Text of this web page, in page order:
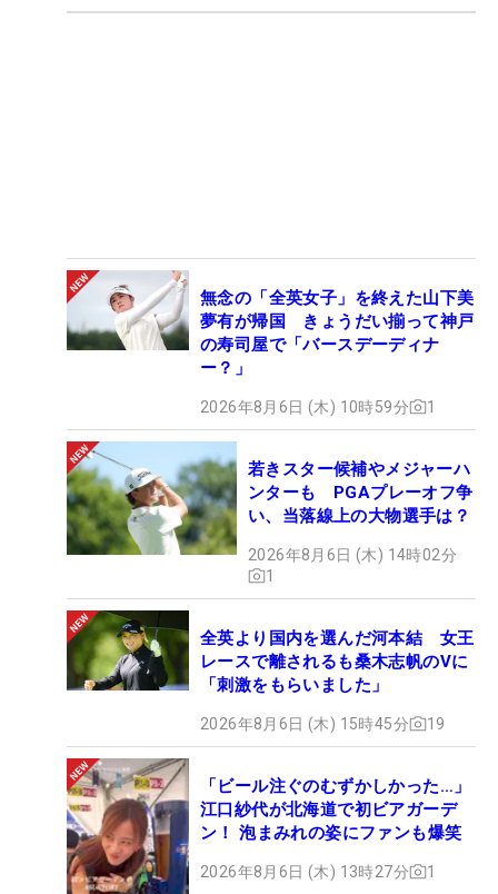
無念の「全英女子」を終えた山下美
夢有が帰国 きょうだい揃って神戸
の寿司屋で「バースデーディナ
ー？」
2026年8月6日 (木) 10時59分 1
若きスター候補やメジャーハ
ンターも PGAプレーオフ争
い、当落線上の大物選手は？
2026年8月6日 (木) 14時02分
1
全英より国内を選んだ河本結 女王
レースで離されるも桑木志帆のVに
「刺激をもらいました」
2026年8月6日 (木) 15時45分 19
「ビール注ぐのむずかしかった…」
江口紗代が北海道で初ビアガーデ
ン！ 泡まみれの姿にファンも爆笑
2026年8月6日 (木) 13時27分 1